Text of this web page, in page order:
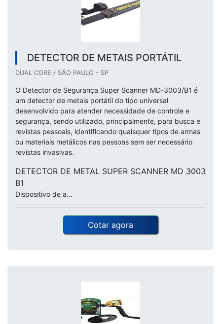
DETECTOR DE METAIS PORTÁTIL
DUAL CORE / SÃO PAULO - SP
O Detector de Segurança Super Scanner MD-3003/B1 é
um detector de metais portátil do tipo universal
desenvolvido para atender necessidade de controle e
segurança, sendo utilizado, principalmente, para busca e
revistas pessoais, identificando quaisquer tipos de armas
ou materiais metálicos nas pessoas sem ser necessário
revistas invasivas.
DETECTOR DE METAL SUPER SCANNER MD 3003
B1
Dispositivo de a...
Cotar agora